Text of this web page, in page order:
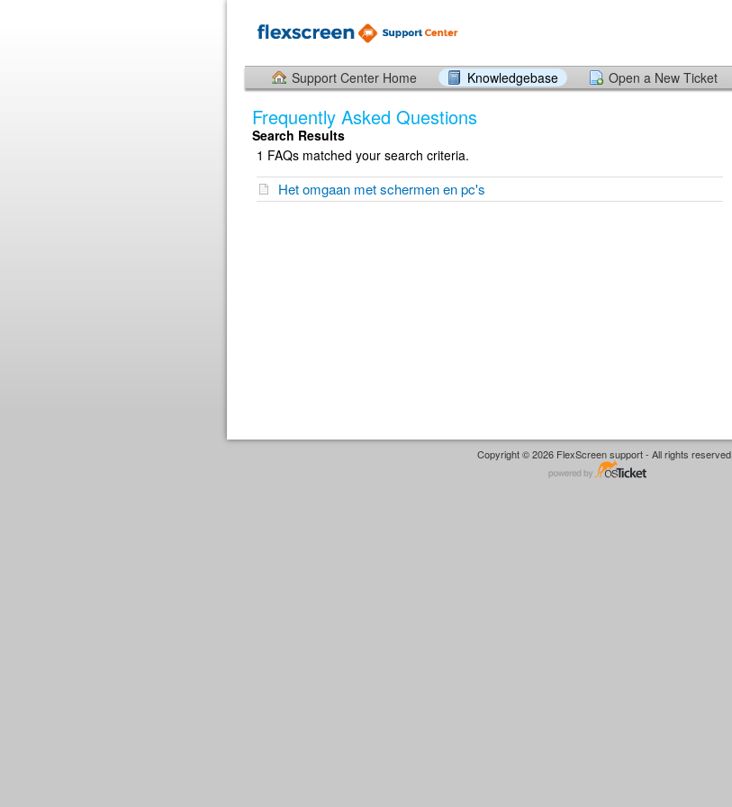
Support Center Home Knowledgebase Open a New Ticket
Frequently Asked Questions
Search Results
1 FAQs matched your search criteria.
Het omgaan met schermen en pc's
Copyright © 2026 FlexScreen support - All rights reserved.